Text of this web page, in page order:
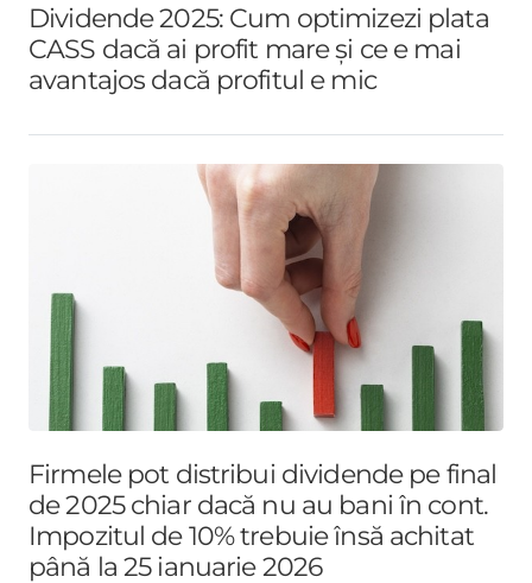
Dividende 2025: Cum optimizezi plata
CASS dacă ai profit mare și ce e mai
avantajos dacă profitul e mic
Firmele pot distribui dividende pe final
de 2025 chiar dacă nu au bani în cont.
Impozitul de 10% trebuie însă achitat
până la 25 ianuarie 2026